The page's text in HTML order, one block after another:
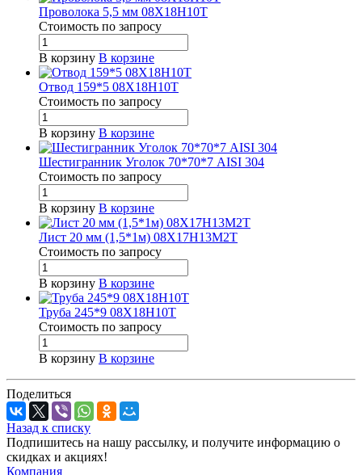
Проволока 5,5 мм 08Х18Н10Т
Стоимость по запросу
В корзину В корзине
Отвод 159*5 08Х18Н10Т
Стоимость по запросу
В корзину В корзине
Шестигранник Уголок 70*70*7 AISI 304
Стоимость по запросу
В корзину В корзине
Лист 20 мм (1,5*1м) 08Х17Н13М2Т
Стоимость по запросу
В корзину В корзине
Труба 245*9 08Х18Н10Т
Стоимость по запросу
В корзину В корзине
Поделиться
Назад к списку
Подпишитесь на нашу рассылку, и получите информацию о
скидках и акциях!
Компания